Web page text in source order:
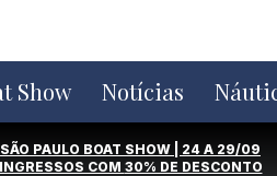
Show Notícias
SÃO PAULO BOAT SHOW | 24 A 29/09
INGRESSOS COM 30% DE DESCONTO